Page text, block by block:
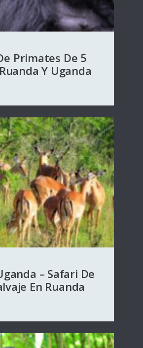
Primates De 5
Y Uganda
– Safari De
En Ruanda